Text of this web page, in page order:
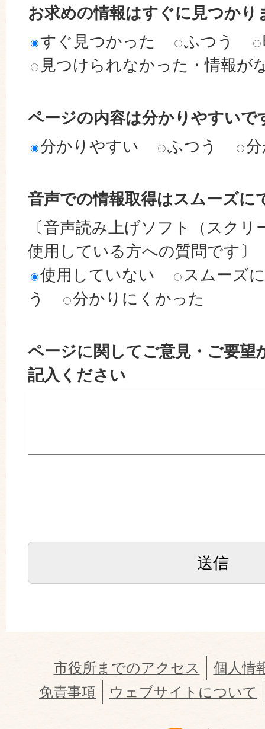
お求めの情報はすぐに見つかり
すぐ見つかった
ふつう
見つけられなかった・情報が
ページの内容は分かりやすいで
分かりやすい
ふつう
音声での情報取得はスムーズに
〔音声読み上げソフト（スク
使用している方への質問です〕
使用していない
スムーズ
う
分かりにくかった
ページに関してご意見・ご要望
記入ください
市役所までのアクセス
個人情
免責事項
ウェブサイトについて